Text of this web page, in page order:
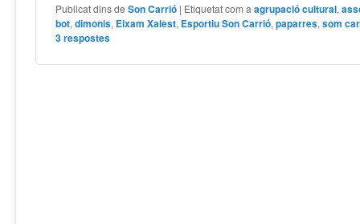
Publicat dins de Son Carrió | Etiquetat com a agrupació cultural,
bot,dimonis, Eixam Xalest, Esportiu Son Carrió,paparres,som
3respostes